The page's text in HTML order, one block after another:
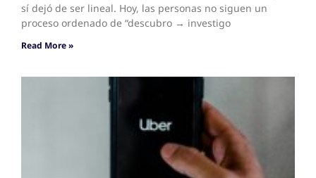
sí dejó de ser lineal. Hoy, las personas no siguen un
proceso ordenado de “descubro → investigo
Read More »